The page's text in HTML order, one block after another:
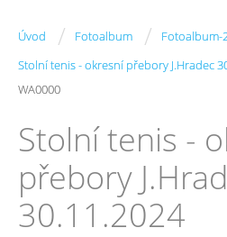
Úvod / Fotoalbum / Fotoalbum-
Stolní tenis - okresní přebory J.Hradec
WA0000
Stolní tenis -
přebory
30.11.2024